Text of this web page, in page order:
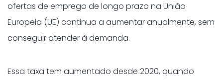
ofertas de emprego de longo prazo na União
Europeia (UE) continua a aumentar anualmente, sem
conseguir atender à demanda.
Essa taxa tem aumentado desde 2020, quando